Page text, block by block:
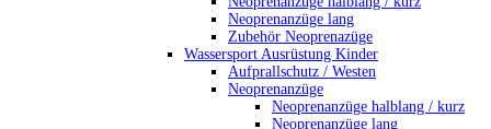
Neoprenanzüge lang
Zubehör Neoprenazüge
Wassersport Ausrüstung Kinder
Aufprallschutz / Westen
Neoprenanzüge
Neoprenanzüge halblang / kurz
Neoprenanzüge lang